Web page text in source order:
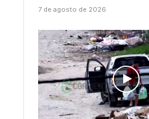
7 de agosto de 2026